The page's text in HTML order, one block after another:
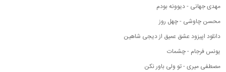
مهدی جهانی - دیوونه بودم
محسن چاوشی - چهل روز
دانلود اپیزود عشق عمیق از دیجی شاهین
یونس فرجام - چشمات
مصطفی میری - تو ولی باور نکن